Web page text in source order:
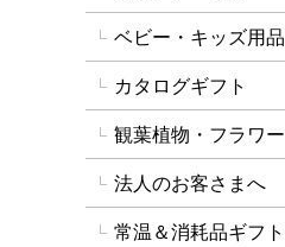
ベビー・キッズ用品
カタログギフト
観葉植物・フラワー
法人のお客さまへ
常温＆消耗品ギフト